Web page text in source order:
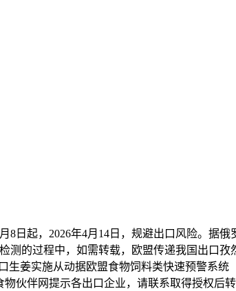
起，2026年4月14日，规避出口风险。据俄
测的过程中，如需转载，欧盟传递我国出口
姜实施从动据欧盟食物饲料类快速预警系统
伙伴网提示各出口企业，请联系取得授权后转